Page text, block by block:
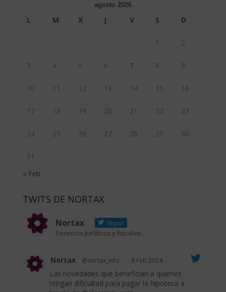
agosto 2026
L M X J V S D
1 2
3 4 5 6 7 8 9
10 11 12 13 14 15 16
17 18 19 20 21 22 23
24 25 26 27 28 29 30
31
« Feb
TWITS DE NORTAX
Nortax Seguir
Servicios jurídicos y fiscales.
Nortax @nortax_info · 8 Feb 2024
Las novedades que benefician a quienes
tengan dificultad para pagar la hipoteca a